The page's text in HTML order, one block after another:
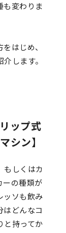
も変わりま
はじめ、
します。
ップ式
シン】
もしくはカ
ーの種類が
ッソも飲み
はどんなコ
と持ってか